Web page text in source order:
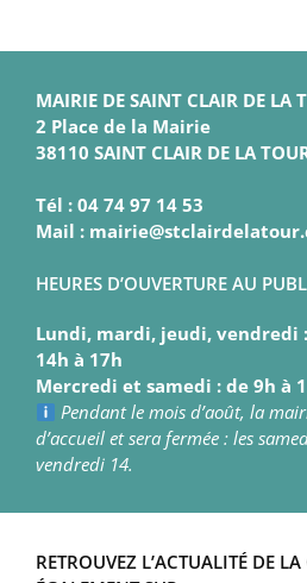
MAIRIE DE SAINT CLAIR DE LA
2 Place de la Mairie
38110 SAINT CLAIR DE LA
Tél : 04 74 97 14 53
Mail :
HEURES D’OUVERTURE AU
Lundi, mardi, jeudi, vendredi
14h à 17h
Mercredi et samedi : de 9h à
Pendant le mois d’août, la
d’accueil et sera fermée : les
vendredi 14.
RETROUVEZ L’ACTUALITÉ DE